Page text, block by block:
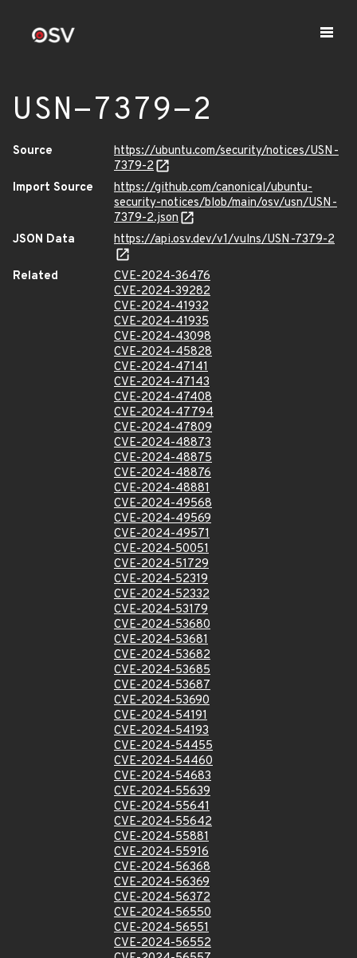
USN-7379-2
Source
https://ubuntu.com/security/notices/USN-
7379-2
Import Source
https://github.com/canonical/ubuntu-
security-notices/blob/main/osv/usn/USN-
7379-2.json
JSON Data
https://api.osv.dev/v1/vulns/USN-7379-2
Related
CVE-2024-36476
CVE-2024-39282
CVE-2024-41932
CVE-2024-41935
CVE-2024-43098
CVE-2024-45828
CVE-2024-47141
CVE-2024-47143
CVE-2024-47408
CVE-2024-47794
CVE-2024-47809
CVE-2024-48873
CVE-2024-48875
CVE-2024-48876
CVE-2024-48881
CVE-2024-49568
CVE-2024-49569
CVE-2024-49571
CVE-2024-50051
CVE-2024-51729
CVE-2024-52319
CVE-2024-52332
CVE-2024-53179
CVE-2024-53680
CVE-2024-53681
CVE-2024-53682
CVE-2024-53685
CVE-2024-53687
CVE-2024-53690
CVE-2024-54191
CVE-2024-54193
CVE-2024-54455
CVE-2024-54460
CVE-2024-54683
CVE-2024-55639
CVE-2024-55641
CVE-2024-55642
CVE-2024-55881
CVE-2024-55916
CVE-2024-56368
CVE-2024-56369
CVE-2024-56372
CVE-2024-56550
CVE-2024-56551
CVE-2024-56552